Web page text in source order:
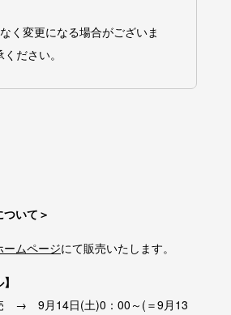
く変更になる場合がございま
ださい。
いて＞
ムページにて販売いたします。
→ 9月14日(土)0：00～(＝9月13